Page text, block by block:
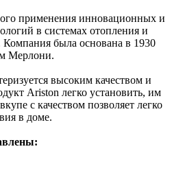
применения инновационных и
в системах отопления и
Компания была основана в 1930
Мерлони.
высоким качеством и
Ariston легко установить, им
с качеством позволяет легко
в доме.